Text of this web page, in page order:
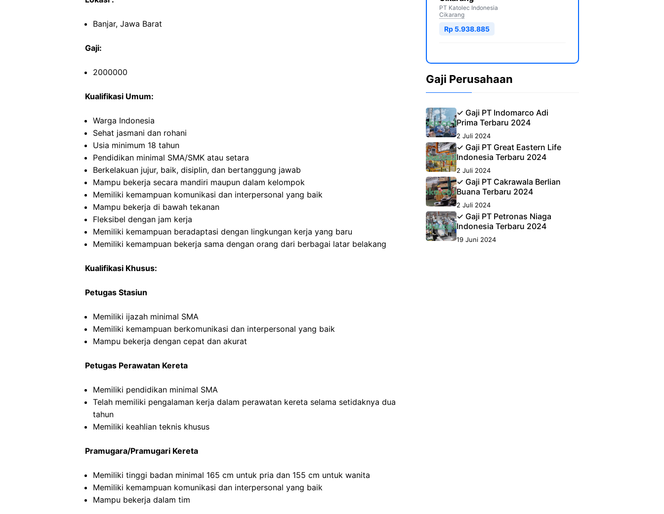
Banjar, Jawa Barat
Gaji:
2000000
Kualifikasi Umum:
Warga Indonesia
Sehat jasmani dan rohani
Usia minimum 18 tahun
Pendidikan minimal SMA/SMK atau setara
Berkelakuan jujur, baik, disiplin, dan bertanggung jawab
Mampu bekerja secara mandiri maupun dalam kelompok
Memiliki kemampuan komunikasi dan interpersonal yang baik
Mampu bekerja di bawah tekanan
Fleksibel dengan jam kerja
Memiliki kemampuan beradaptasi dengan lingkungan kerja yang baru
Memiliki kemampuan bekerja sama dengan orang dari berbagai latar belakang
Kualifikasi Khusus:
Petugas Stasiun
Memiliki ijazah minimal SMA
Memiliki kemampuan berkomunikasi dan interpersonal yang baik
Mampu bekerja dengan cepat dan akurat
Petugas Perawatan Kereta
Memiliki pendidikan minimal SMA
Telah memiliki pengalaman kerja dalam perawatan kereta selama setidaknya dua
tahun
Memiliki keahlian teknis khusus
Pramugara/Pramugari Kereta
Memiliki tinggi badan minimal 165 cm untuk pria dan 155 cm untuk wanita
Memiliki kemampuan komunikasi dan interpersonal yang baik
Mampu bekerja dalam tim
PT Katolec Indonesia
Cikarang
Rp 5.938.885
Gaji Perusahaan
✓ Gaji PT Indomarco Adi
Prima Terbaru 2024
2 Juli 2024
✓ Gaji PT Great Eastern Life
Indonesia Terbaru 2024
2 Juli 2024
✓ Gaji PT Cakrawala Berlian
Buana Terbaru 2024
2 Juli 2024
✓ Gaji PT Petronas Niaga
Indonesia Terbaru 2024
19 Juni 2024